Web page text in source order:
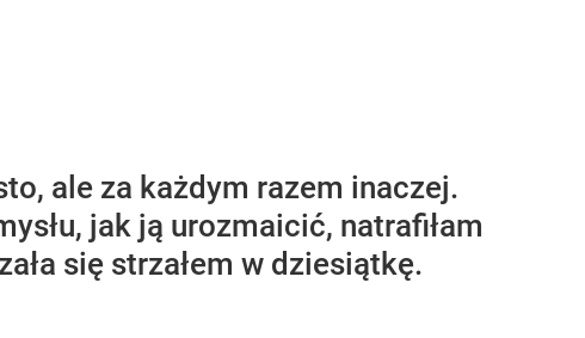
ale za każdym razem inaczej.
jak ją urozmaicić, natrafiłam
się strzałem w dziesiątkę.